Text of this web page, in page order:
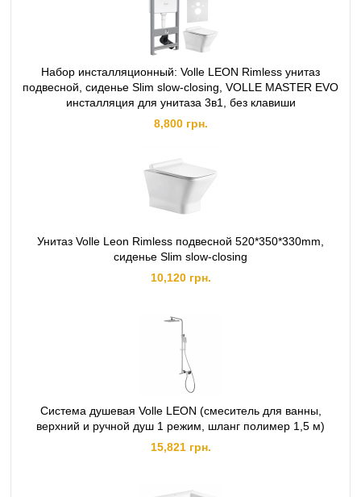
Набор инсталляционный: Volle LEON Rimless унитаз
подвесной, сиденье Slim slow-closing, VOLLE MASTER EVO
инсталляция для унитаза 3в1, без клавиши
8,800 грн.
Унитаз Volle Leon Rimless подвесной 520*350*330mm,
сиденье Slim slow-closing
10,120 грн.
Система душевая Volle LEON (смеситель для ванны,
верхний и ручной душ 1 режим, шланг полимер 1,5 м)
15,821 грн.